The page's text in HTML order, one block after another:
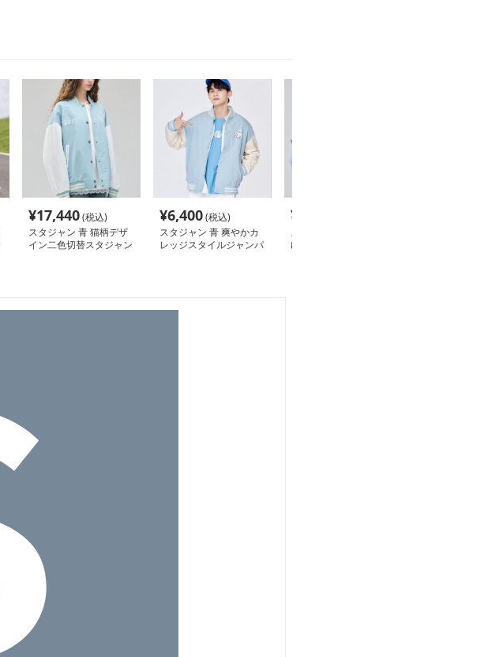
¥17,440(税込)
スタジャン 青 猫柄デザ
イン二色切替スタジャン
¥6,400(税込)
スタジャン 青 爽やかカ
レッジスタイルジャンパ
¥
スタジャン 青 月影刺繍
ゆったりスタジャン